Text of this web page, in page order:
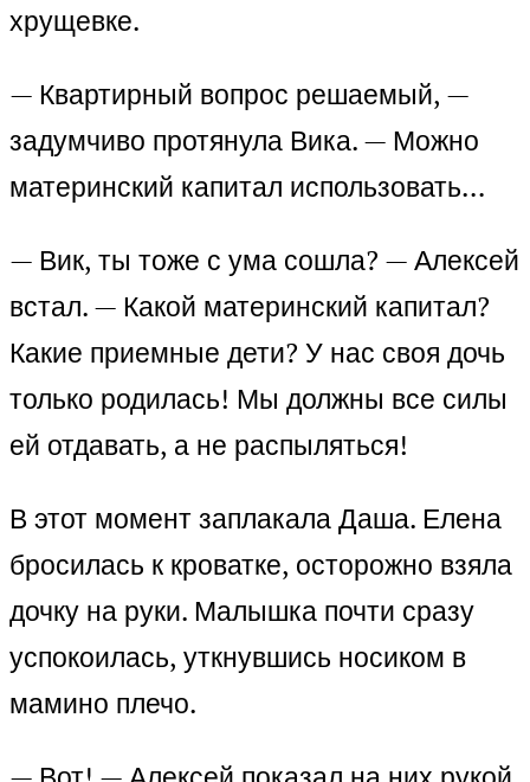
хрущевке.
— Квартирный вопрос решаемый, —
задумчиво протянула Вика. — Можно
материнский капитал использовать…
— Вик, ты тоже с ума сошла? — Алексей
встал. — Какой материнский капитал?
Какие приемные дети? У нас своя дочь
только родилась! Мы должны все силы
ей отдавать, а не распыляться!
В этот момент заплакала Даша. Елена
бросилась к кроватке, осторожно взяла
дочку на руки. Малышка почти сразу
успокоилась, уткнувшись носиком в
мамино плечо.